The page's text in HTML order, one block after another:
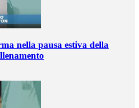
nella pausa estiva della